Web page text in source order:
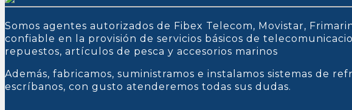
Somos agentes autorizados de Fibex Telecom, Movistar,
confiable en la provisión de servicios básicos de
repuestos, artículos de pesca y accesorios marinos
Además, fabricamos, suministramos e instalamos sistemas de
escríbanos, con gusto atenderemos todas sus dudas.